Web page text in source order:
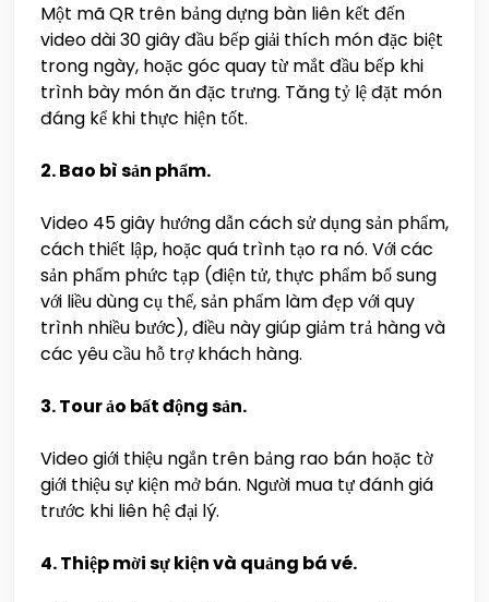
Một mã QR trên bảng dựng bàn liên kết đến
video dài 30 giây đầu bếp giải thích món đặc biệt
trong ngày, hoặc góc quay từ mắt đầu bếp khi
trình bày món ăn đặc trưng. Tăng tỷ lệ đặt món
đáng kể khi thực hiện tốt.
2. Bao bì sản phẩm.
Video 45 giây hướng dẫn cách sử dụng sản phẩm,
cách thiết lập, hoặc quá trình tạo ra nó. Với các
sản phẩm phức tạp (điện tử, thực phẩm bổ sung
với liều dùng cụ thể, sản phẩm làm đẹp với quy
trình nhiều bước), điều này giúp giảm trả hàng và
các yêu cầu hỗ trợ khách hàng.
3. Tour ảo bất động sản.
Video giới thiệu ngắn trên bảng rao bán hoặc tờ
giới thiệu sự kiện mở bán. Người mua tự đánh giá
trước khi liên hệ đại lý.
4. Thiệp mời sự kiện và quảng bá vé.